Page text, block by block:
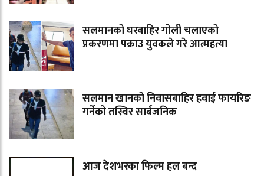
सलमानको घरबाहिर गोली चलाएको
प्रकरणमा पक्राउ युवकले गरे आत्महत्या
सलमान खानको निवासबाहिर हवाई फायरिङ
गर्नेको तस्विर सार्बजनिक
आज देशभरका फिल्म हल बन्द